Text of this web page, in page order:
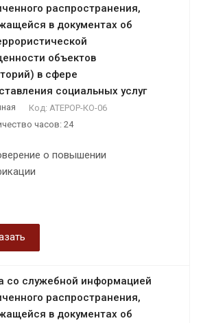
распространения,
в документах об
объектов
в сфере
социальных услуг
Код: АТЕРОР-КО-06
часов: 24
о повышении
со служебной информацией
распространения,
в документах об